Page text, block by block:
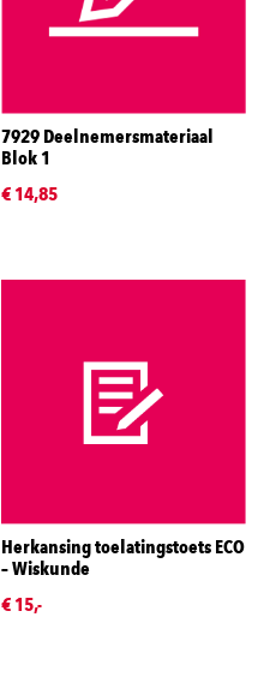
7929 Deelnemersmateriaal
Blok 1
€ 14,85
Herkansing toelatingstoets ECO
– Wiskunde
€ 15,-